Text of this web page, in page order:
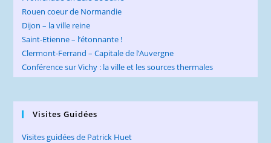
Rouen coeur de Normandie
Dijon – la ville reine
Saint-Etienne – l’étonnante !
Clermont-Ferrand – Capitale de l’Auvergne
Conférence sur Vichy : la ville et les sources thermales
Visites Guidées
Visites guidées de Patrick Huet